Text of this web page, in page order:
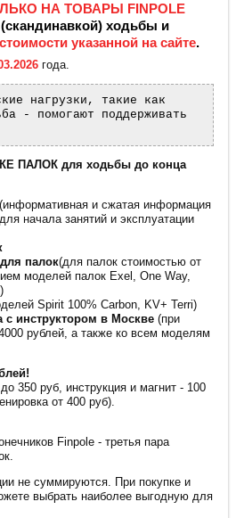
НА ТОВАРЫ FINPOLE
ходьбы и
указанной на сайте.
года.
нагрузки, такие как
- помогают поддерживать
ПАЛОК для ходьбы до конца
(информативная и сжатая информация
начала занятий и эксплуатации
палок(для палок стоимостью от
моделей палок Exel, One Way,
Spirit 100% Carbon, KV+ Terri)
с инструктором в Москве (при
рублей, а также ко всем моделям
350 руб, инструкция и магнит - 100
от 400 руб).
Finpole - третья пара
не суммируются. При покупке и
выбрать наиболее выгодную для